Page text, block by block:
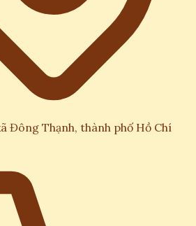
Đông Thạnh, thành phố Hồ Chí